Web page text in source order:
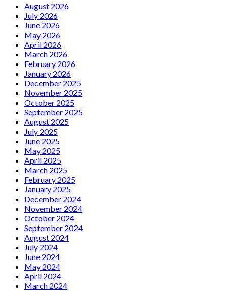
August 2026
July 2026
June 2026
May 2026
April 2026
March 2026
February 2026
January 2026
December 2025
November 2025
October 2025
September 2025
August 2025
July 2025
June 2025
May 2025
April 2025
March 2025
February 2025
January 2025
December 2024
November 2024
October 2024
September 2024
August 2024
July 2024
June 2024
May 2024
April 2024
March 2024